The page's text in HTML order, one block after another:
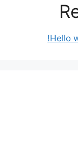
Hello